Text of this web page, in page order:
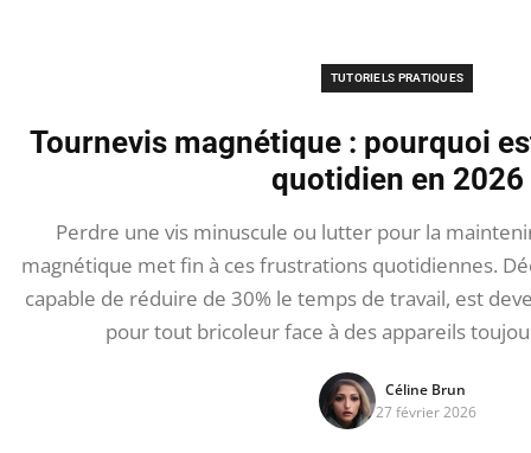
TUTORIELS PRATIQUES
Tournevis magnétique : pourquoi
quotidien en 2026
Perdre une vis minuscule ou lutter pour la
magnétique met fin à ces frustrations quotidiennes.
capable de réduire de 30% le temps de travail, est
pour tout bricoleur face à des appareils
Céline Brun
27 février 2026